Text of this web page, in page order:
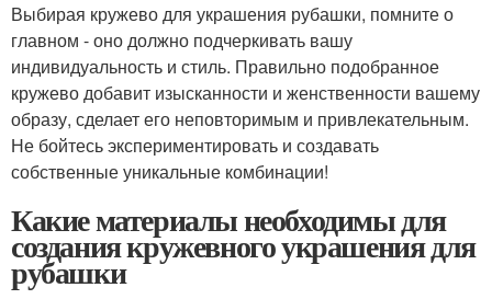
Выбирая кружево для украшения рубашки, помните о
главном - оно должно подчеркивать вашу
индивидуальность и стиль. Правильно подобранное
кружево добавит изысканности и женственности вашему
образу, сделает его неповторимым и привлекательным.
Не бойтесь экспериментировать и создавать
собственные уникальные комбинации!
Какие материалы необходимы для
создания кружевного украшения для
рубашки